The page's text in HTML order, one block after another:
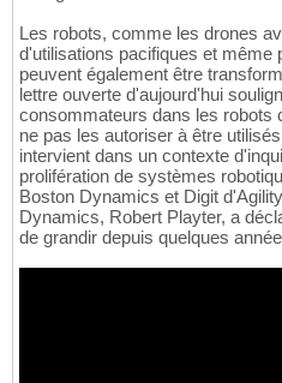
Les robots, comme les drones
d'utilisations pacifiques et même
peuvent également être
lettre ouverte d'aujourd'hui
consommateurs dans les robots
ne pas les autoriser à être
intervient dans un contexte
prolifération de systèmes
Boston Dynamics et Digit
Dynamics, Robert Playter, a
de grandir depuis quelques